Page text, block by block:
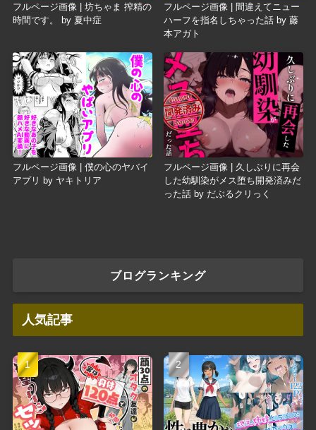
フルページ画像 | 坊ちゃま 搾精の
時間です。 by 夏中症
フルページ画像 | 間違えてニュー
ハーフを指名しちゃった話 by 藤
本アガト
フルページ画像 | 僕の心のヤバイ
アプリ by ヤキトリア
フルページ画像 | 久しぶりに再会
した幼馴染がメス堕ち開発済みだ
った話 by だぶるクリっく
ブログランキング
人気記事